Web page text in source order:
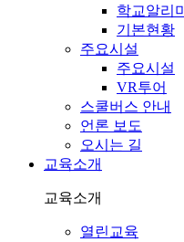
학교알리미
기본현황
주요시설
주요시설
VR투어
스쿨버스 안내
언론 보도
오시는 길
교육소개
교육소개
열린교육